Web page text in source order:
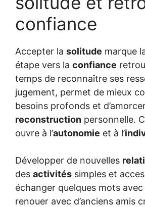
confiance
Accepter la solitude marque
étape vers la confiance
temps de reconnaître ses
jugement, permet de mieux
besoins profonds et
reconstruction personnelle.
ouvre à l’autonomie et à l’
Développer de nouvelles
des activités simples et
échanger quelques mots
renouer avec d’anciens amis